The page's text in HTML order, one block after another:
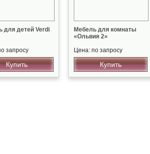
для детей Verdi
запросу
Купить
Мебель для комнаты
«Ольвия 2»
Цена: по запросу
Купить